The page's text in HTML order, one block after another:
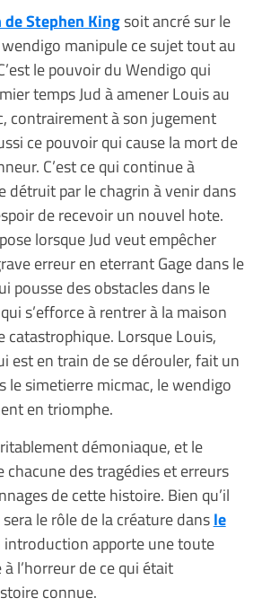
Stephen Kingsoit ancré sur le
manipule ce sujet tout au
le pouvoir du Wendigo qui
temps Jud à amener Louis au
contrairement à son jugement
ce pouvoir qui cause la mort de
C’est ce qui continue à
détruit par le chagrin à venir dans
de recevoir un nouvel hote.
lorsque Jud veut empêcher
erreur en eterrant Gage dans le
pousse des obstacles dans le
s’efforce à rentrer à la maison
catastrophique. Lorsque Louis,
est en train de se dérouler, fait un
le simetierre micmac, le wendigo
en triomphe.
démoniaque, et le
des tragédies et erreurs
de cette histoire. Bien qu’il
le rôle de la créature dansle
introduction apporte une toute
l’horreur de ce qui était
connue.